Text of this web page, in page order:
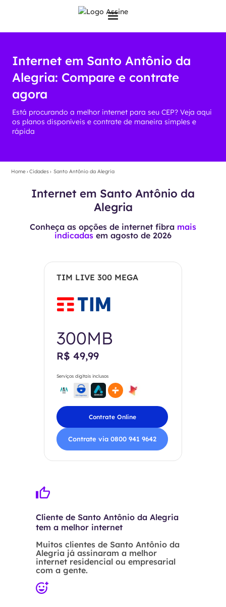
Internet em Santo Antônio da
Alegria: Compare e contrate
agora
Está procurando a melhor internet para seu CEP? Veja aqui
os planos disponíveis e contrate de maneira simples e
rápida
Home›Cidades› Santo Antônio da Alegria
Internet em Santo Antônio da
Alegria
Conheça as opções de internet fibra mais
indicadas em agosto de 2026
TIM LIVE 300 MEGA
300MB
R$ 49,99
Serviços digitais inclusos
Contrate Online
Contrate via 0800 941 9642
Cliente de Santo Antônio da Alegria
tem a melhor internet
Muitos clientes de Santo Antônio da
Alegria já assinaram a melhor
internet residencial ou empresarial
com a gente.